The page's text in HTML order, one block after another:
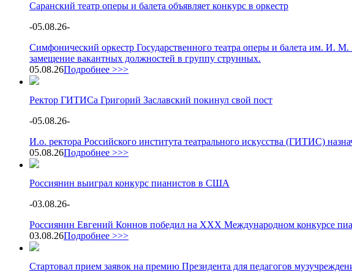
Саранский театр оперы и балета объявляет конкурс в оркестр
-05.08.26-
Симфонический оркестр Государственного театра оперы и балета им. И.
замещение вакантных должностей в группу струнных.
05.08.26Подробнее >>>
Ректор ГИТИСа Григорий Заславский покинул свой пост
-05.08.26-
И.о. ректора Российского института театрального искусства (ГИТИС)
05.08.26Подробнее >>>
Россиянин выиграл конкурс пианистов в США
-03.08.26-
Россиянин Евгений Коннов победил на XXX Международном конкурсе
03.08.26Подробнее >>>
Стартовал прием заявок на премию Президента для педагогов